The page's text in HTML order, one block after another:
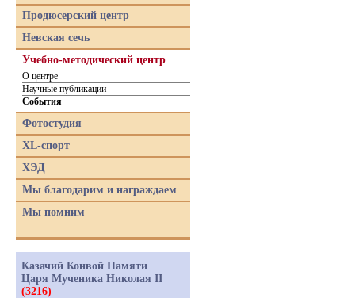
Продюсерский центр
Невская сечь
Учебно-методический центр
О центре
Научные публикации
События
Фотостудия
XL-спорт
ХЭД
Мы благодарим и награждаем
Мы помним
Казачий Конвой Памяти
Царя Мученика Николая II
(3216)